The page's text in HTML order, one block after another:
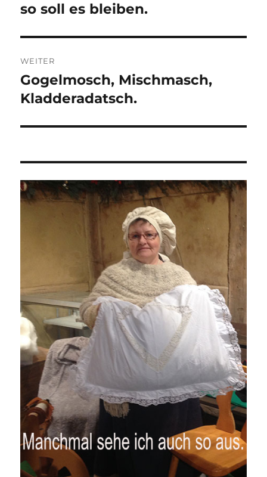
Beitrag:
so soll es bleiben.
WEITER
Nächster
Beitrag:
Gogelmosch, Mischmasch,
Kladderadatsch.